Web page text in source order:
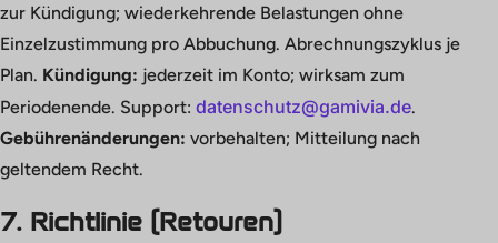
zur Kündigung; wiederkehrende Belastungen ohne
Einzelzustimmung pro Abbuchung. Abrechnungszyklus je
Plan. Kündigung: jederzeit im Konto; wirksam zum
Periodenende. Support: datenschutz@gamivia.de.
Gebührenänderungen: vorbehalten; Mitteilung nach
geltendem Recht.
7. Richtlinie (Retouren)